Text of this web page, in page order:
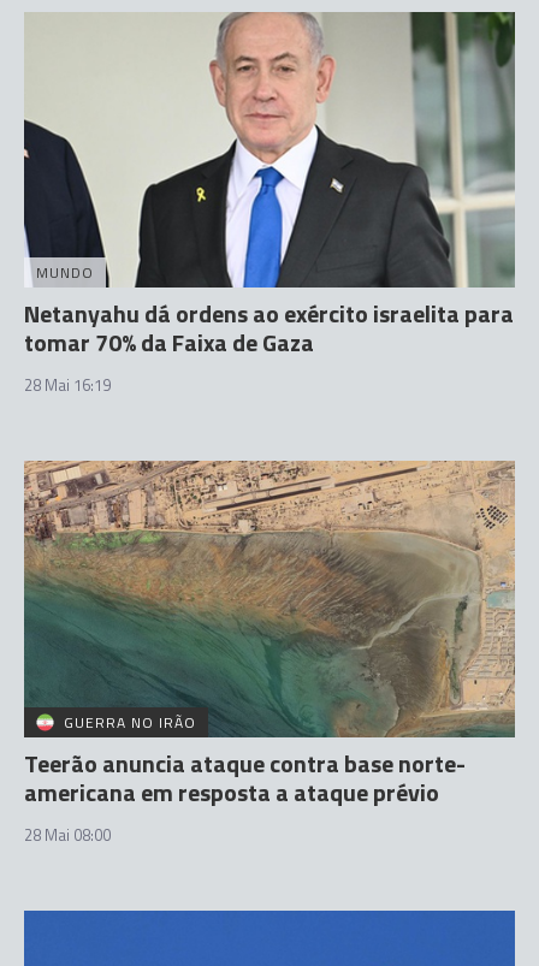
MUNDO
Netanyahu dá ordens ao exército israelita para
tomar 70% da Faixa de Gaza
28 Mai 16:19
GUERRA NO IRÃO
Teerão anuncia ataque contra base norte-
americana em resposta a ataque prévio
28 Mai 08:00